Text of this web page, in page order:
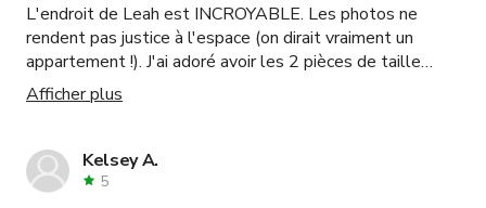
L'endroit de Leah est INCROYABLE. Les photos ne
rendent pas justice à l'espace (on dirait vraiment un
appartement !). J'ai adoré avoir les 2 pièces de taille
décente pour pouvoir séparer notre zone de préparation
pour la séance photo et permettre plusieurs coins pour
juste ce dont vous avez besoin. Et la lumière ?!!!! Ne m'en
parlez même pas.
Afficher plus
Kelsey A.
5